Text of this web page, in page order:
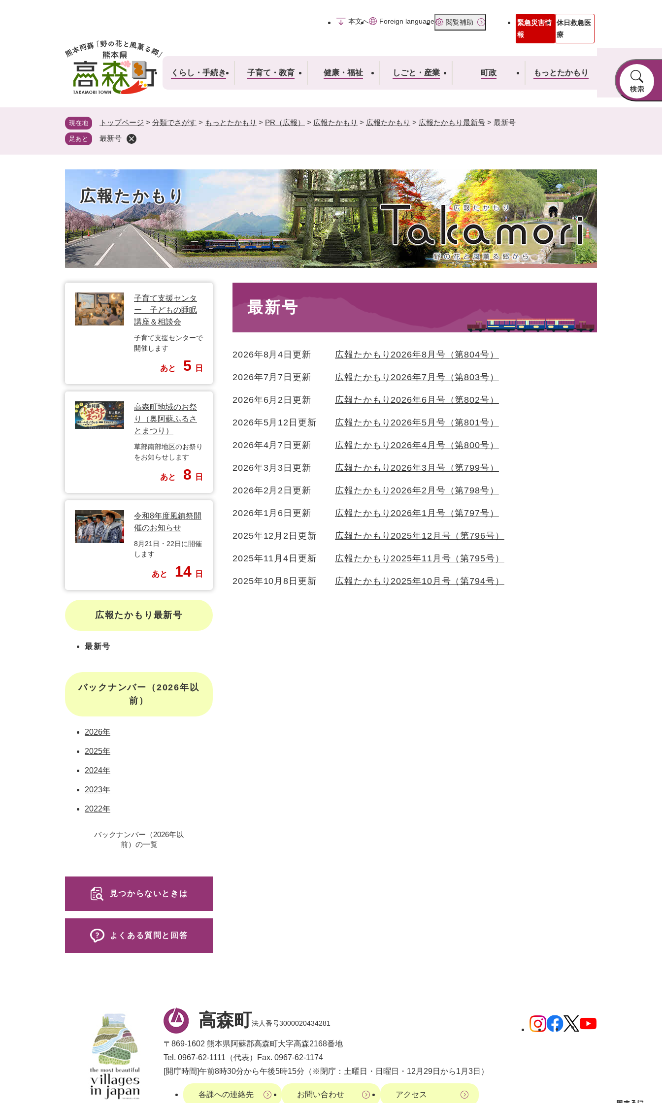
本文へ
Foreign language 閲覧補助
くらし・手続き 子育て・教育 健康・福祉 しごと・産業 町政 もっとたかもり
緊急災害情
報
休日救急医
療
現在地 トップページ > 分類でさがす > もっとたかもり > PR（広報） > 広報たかもり > 広報たかもり > 広報たかもり最新号 > 最新号
足あと 最新号
広報たかもり
最新号
2026年8月4日更新 広報たかもり2026年8月号（第804号）
2026年7月7日更新 広報たかもり2026年7月号（第803号）
2026年6月2日更新 広報たかもり2026年6月号（第802号）
2026年5月12日更新 広報たかもり2026年5月号（第801号）
2026年4月7日更新 広報たかもり2026年4月号（第800号）
2026年3月3日更新 広報たかもり2026年3月号（第799号）
2026年2月2日更新 広報たかもり2026年2月号（第798号）
2026年1月6日更新 広報たかもり2026年1月号（第797号）
2025年12月2日更新 広報たかもり2025年12月号（第796号）
2025年11月4日更新 広報たかもり2025年11月号（第795号）
2025年10月8日更新 広報たかもり2025年10月号（第794号）
子育て支援センタ
ー 子どもの睡眠
講座＆相談会
子育て支援センターで
開催します
あと 5 日
高森町地域のお祭
り（奥阿蘇ふるさ
とまつり）
草部南部地区のお祭り
をお知らせします
あと 8 日
令和8年度風鎮祭開
催のお知らせ
8月21日・22日に開催
します
あと 14 日
広報たかもり最新号
最新号
バックナンバー（2026年以
前）
2026年
2025年
2024年
2023年
2022年
バックナンバー（2026年以
前）の一覧
見つからないときは
よくある質問と回答
高森町法人番号3000020434281
〒869-1602 熊本県阿蘇郡高森町大字高森2168番地
Tel. 0967-62-1111（代表）
Fax. 0967-62-1174
[開庁時間]午前8時30分から午後5時15分（※閉庁：土曜日・日曜日・12月29日から1月3日）
各課への連絡先 お問い合わせ アクセス